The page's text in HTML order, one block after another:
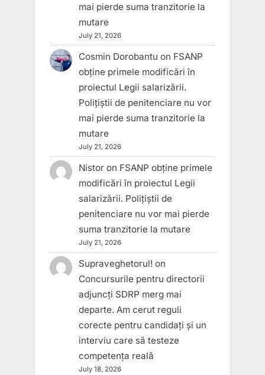
mai pierde suma tranzitorie la
mutare
July 21, 2026
Cosmin Dorobantu on FSANP
obține primele modificări în
proiectul Legii salarizării.
Polițiștii de penitenciare nu vor
mai pierde suma tranzitorie la
mutare
July 21, 2026
Nistor on FSANP obține primele
modificări în proiectul Legii
salarizării. Polițiștii de
penitenciare nu vor mai pierde
suma tranzitorie la mutare
July 21, 2026
Supraveghetorul! on
Concursurile pentru directorii
adjuncți SDRP merg mai
departe. Am cerut reguli
corecte pentru candidați și un
interviu care să testeze
competența reală
July 18, 2026